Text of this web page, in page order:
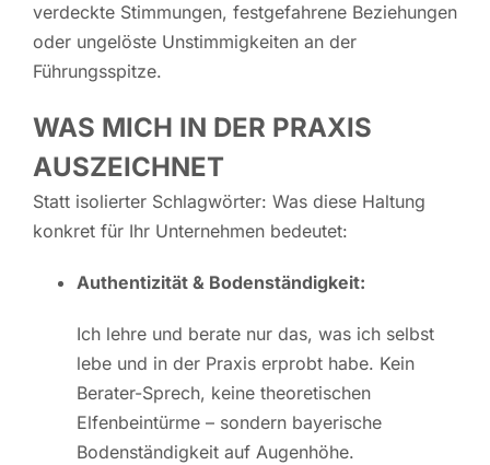
verdeckte Stimmungen, festgefahrene Beziehungen
oder ungelöste Unstimmigkeiten an der
Führungsspitze.
WAS MICH IN DER PRAXIS
AUSZEICHNET
Statt isolierter Schlagwörter: Was diese Haltung
konkret für Ihr Unternehmen bedeutet:
Authentizität & Bodenständigkeit:
Ich lehre und berate nur das, was ich selbst
lebe und in der Praxis erprobt habe. Kein
Berater-Sprech, keine theoretischen
Elfenbeintürme – sondern bayerische
Bodenständigkeit auf Augenhöhe.